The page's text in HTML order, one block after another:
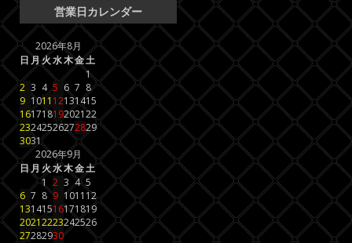
営業日カレンダー
2026年8月
日月火水木金土
1
2 3 4 5 6 7 8
9 1011 12131415
16171819202122
23242526272829
3031
2026年9月
日月 火水木金土
1 2 3 4 5
6 7 8 9 1011 12
13141516171819
20212223242526
27282930